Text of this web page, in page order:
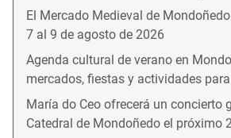
El Mercado Medieval de
7 al 9 de agosto de 2026
Agenda cultural de verano en
mercados, fiestas y actividades
María do Ceo ofrecerá un concierto
Catedral de Mondoñedo el próximo